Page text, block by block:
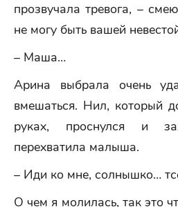
прозвучала тревога, –
не могу быть вашей
– Маша…
Арина выбрала очень
вмешаться. Нил, который
руках, проснулся и
перехватила малыша.
– Иди ко мне, солнышко…
О чем я молилась, так это